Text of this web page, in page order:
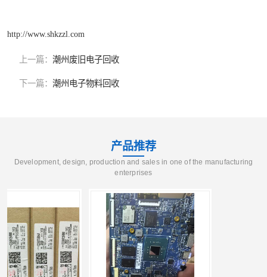
http://www.shkzzl.com
上一篇： 潮州废旧电子回收
下一篇： 潮州电子物料回收
产品推荐
Development, design, production and sales in one of the manufacturing
enterprises